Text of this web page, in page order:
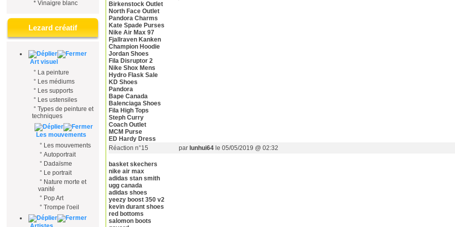
* Vinaigre blanc
Lezard créatif
Art visuel
° La peinture
° Les médiums
° Les supports
° Les ustensiles
° Types de peinture et
techniques
Les mouvements
° Les mouvements
° Autoportrait
° Dadaïsme
° Le portrait
° Nature morte et
vanité
° Pop Art
° Trompe l'oeil
Birkenstock Outlet
North Face Outlet
Pandora Charms
Kate Spade Purses
Nike Air Max 97
Fjallraven Kanken
Champion Hoodie
Jordan Shoes
Fila Disruptor 2
Nike Shox Mens
Hydro Flask Sale
KD Shoes
Pandora
Bape Canada
Balenciaga Shoes
Fila High Tops
Steph Curry
Coach Outlet
MCM Purse
ED Hardy Dress
Réaction n°15
par lunhui64 le 05/05/2019 @ 02:32
basket skechers
nike air max
adidas stan smith
ugg canada
adidas shoes
yeezy boost 350 v2
kevin durant shoes
red bottoms
salomon boots